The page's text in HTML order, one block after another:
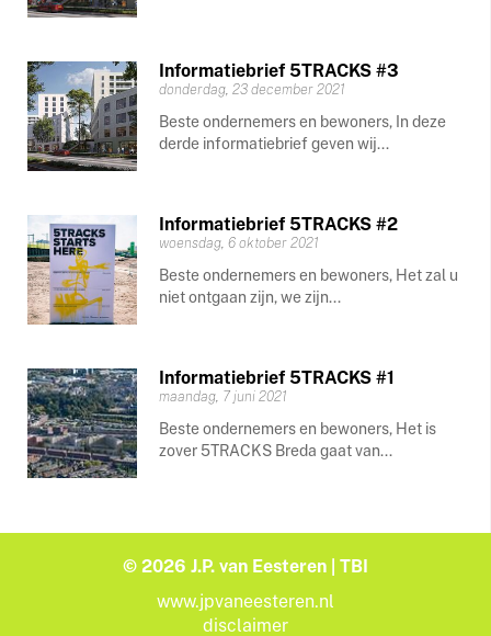
Informatiebrief 5TRACKS #3
donderdag, 23 december 2021
Beste ondernemers en bewoners, In deze
derde informatiebrief geven wij...
Informatiebrief 5TRACKS #2
woensdag, 6 oktober 2021
Beste ondernemers en bewoners, Het zal u
niet ontgaan zijn, we zijn...
Informatiebrief 5TRACKS #1
maandag, 7 juni 2021
Beste ondernemers en bewoners, Het is
zover 5TRACKS Breda gaat van...
© 2026 J.P. van Eesteren | TBI
www.jpvaneesteren.nl
disclaimer